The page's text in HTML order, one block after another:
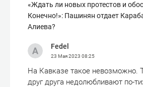
«Ждать ли новых протестов и
Конечно!»: Пашинян отдает
Алиева?
Fedel
23 Мая 2023 08:25
На Кавказе такое невозможно.
друг друга недолюбливают по-